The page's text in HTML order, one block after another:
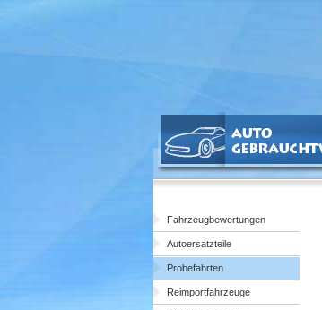
Fahrzeugbewertungen
Autoersatzteile
Probefahrten
Reimportfahrzeuge